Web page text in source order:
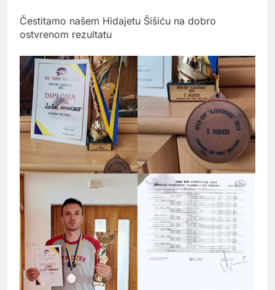
Čestitamo našem Hidajetu Šišiću na dobro
ostvrenom rezultatu